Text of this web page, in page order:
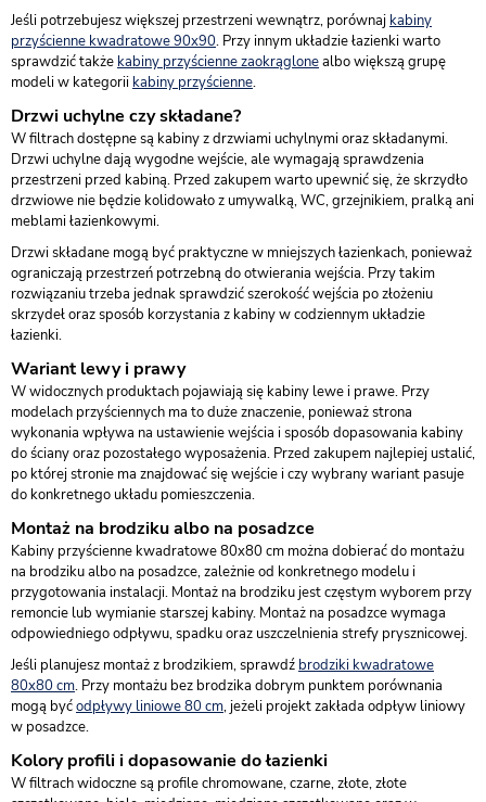
Jeśli potrzebujesz większej przestrzeni wewnątrz, porównaj kabiny
przyścienne kwadratowe 90x90. Przy innym układzie łazienki warto
sprawdzić także kabiny przyścienne zaokrąglonealbo większą grupę
modeli w kategorii kabiny przyścienne.
Drzwi uchylne czy składane?
W filtrach dostępne są kabiny z drzwiami uchylnymi oraz składanymi.
Drzwi uchylne dają wygodne wejście, ale wymagają sprawdzenia
przestrzeni przed kabiną. Przed zakupem warto upewnić się, że skrzydło
drzwiowe nie będzie kolidowało z umywalką, WC, grzejnikiem, pralką ani
meblami łazienkowymi.
Drzwi składane mogą być praktyczne w mniejszych łazienkach, ponieważ
ograniczają przestrzeń potrzebną do otwierania wejścia. Przy takim
rozwiązaniu trzeba jednak sprawdzić szerokość wejścia po złożeniu
skrzydeł oraz sposób korzystania z kabiny w codziennym układzie
łazienki.
Wariant lewy i prawy
W widocznych produktach pojawiają się kabiny lewe i prawe. Przy
modelach przyściennych ma to duże znaczenie, ponieważ strona
wykonania wpływa na ustawienie wejścia i sposób dopasowania kabiny
do ściany oraz pozostałego wyposażenia. Przed zakupem najlepiej ustalić,
po której stronie ma znajdować się wejście i czy wybrany wariant pasuje
do konkretnego układu pomieszczenia.
Montaż na brodziku albo na posadzce
Kabiny przyścienne kwadratowe 80x80 cm można dobierać do montażu
na brodziku albo na posadzce, zależnie od konkretnego modelu i
przygotowania instalacji. Montaż na brodziku jest częstym wyborem przy
remoncie lub wymianie starszej kabiny. Montaż na posadzce wymaga
odpowiedniego odpływu, spadku oraz uszczelnienia strefy prysznicowej.
Jeśli planujesz montaż z brodzikiem, sprawdź brodziki kwadratowe
80x80 cm. Przy montażu bez brodzika dobrym punktem porównania
mogą byćodpływy liniowe 80 cm, jeżeli projekt zakłada odpływ liniowy
w posadzce.
Kolory profili i dopasowanie do łazienki
W filtrach widoczne są profile chromowane, czarne, złote, złote